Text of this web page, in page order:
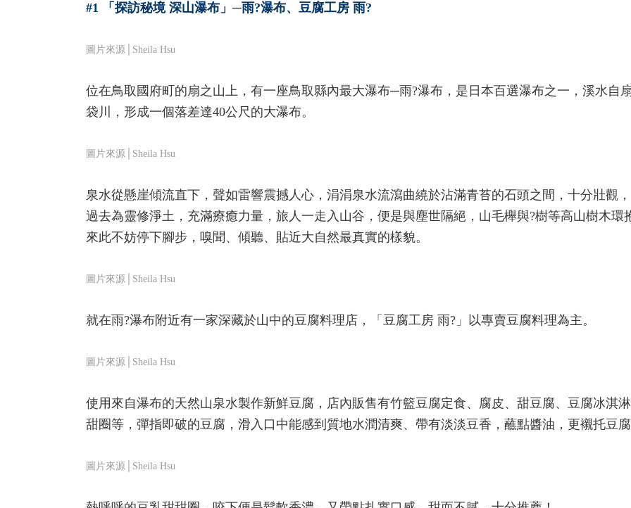
#1 「探訪秘境 深山瀑布」─雨?瀑布、豆腐工房 雨?
圖片來源│Sheila Hsu
位在鳥取國府町的扇之山上，有一座鳥取縣內最大瀑布─雨?瀑布，是日本百選瀑布之一，溪水自
袋川，形成一個落差達40公尺的大瀑布。
圖片來源│Sheila Hsu
泉水從懸崖傾流直下，聲如雷響震撼人心，涓涓泉水流瀉曲繞於沾滿青苔的石頭之間，十分壯觀
過去為靈修淨土，充滿療癒力量，旅人一走入山谷，便是與塵世隔絕，山毛櫸與?樹等高山樹木環
來此不妨停下腳步，嗅聞、傾聽、貼近大自然最真實的樣貌。
圖片來源│Sheila Hsu
就在雨?瀑布附近有一家深藏於山中的豆腐料理店，「豆腐工房 雨?」以專賣豆腐料理為主。
圖片來源│Sheila Hsu
使用來自瀑布的天然山泉水製作新鮮豆腐，店內販售有竹籃豆腐定食、腐皮、甜豆腐、豆腐冰淇
甜圈等，彈指即破的豆腐，滑入口中能感到質地水潤清爽、帶有淡淡豆香，蘸點醬油，更襯托豆
圖片來源│Sheila Hsu